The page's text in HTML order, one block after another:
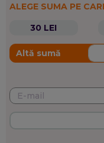
ALEGE SUMA PE
30 LEI
Altă sumă